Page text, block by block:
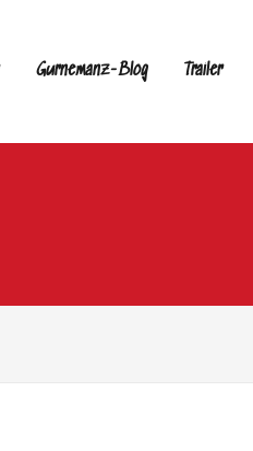
Gurnemanz-Blog Trailer